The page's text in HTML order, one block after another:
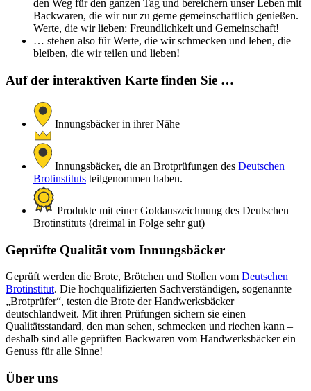
den Weg für den ganzen Tag und bereichern unser Leben mit
Backwaren, die wir nur zu gerne gemeinschaftlich genießen.
Werte, die wir lieben: Freundlichkeit und Gemeinschaft!
… stehen also für Werte, die wir schmecken und leben, die
bleiben, die wir teilen und lieben!
Auf der interaktiven Karte finden Sie …
Innungsbäcker in ihrer Nähe
Innungsbäcker, die an Brotprüfungen des Deutschen
Brotinstituts teilgenommen haben.
Produkte mit einer Goldauszeichnung des Deutschen
Brotinstituts (dreimal in Folge sehr gut)
Geprüfte Qualität vom Innungsbäcker
Geprüft werden die Brote, Brötchen und Stollen vom Deutschen
Brotinstitut. Die hochqualifizierten Sachverständigen, sogenannte
„Brotprüfer“, testen die Brote der Handwerksbäcker
deutschlandweit. Mit ihren Prüfungen sichern sie einen
Qualitätsstandard, den man sehen, schmecken und riechen kann –
deshalb sind alle geprüften Backwaren vom Handwerksbäcker ein
Genuss für alle Sinne!
Über uns